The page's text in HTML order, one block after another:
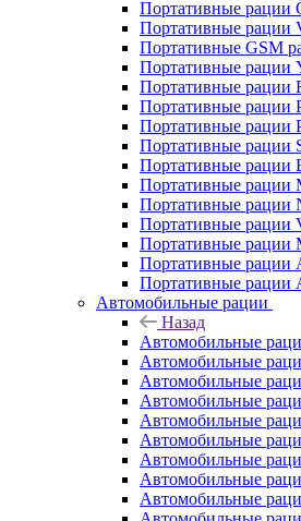
Портативные рации
Портативные рации
Портативные GSM
Портативные рации
Портативные рации
Портативные рации
Портативные рации
Портативные рации
Портативные рации
Портативные рации
Портативные рации
Портативные рации
Портативные рации
Портативные рации
Портативные рации
Автомобильные рации
Назад
Автомобильные
Автомобильные
Автомобильные
Автомобильные
Автомобильные
Автомобильные
Автомобильные
Автомобильные
Автомобильные